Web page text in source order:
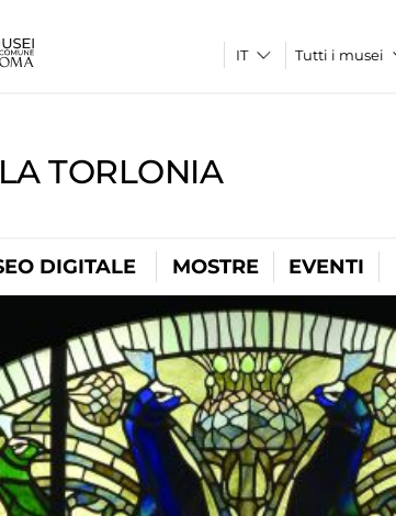
Tutti i musei
TORLONIA
DIGITALE MOSTRE EVENTI